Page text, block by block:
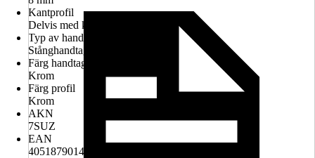
Kantprofil
Delvis med kantprofil
Typ av handtag
Stånghandtag
Färg handtag
Krom
Färg profil
Krom
AKN
7SUZ
EAN
4051879014137